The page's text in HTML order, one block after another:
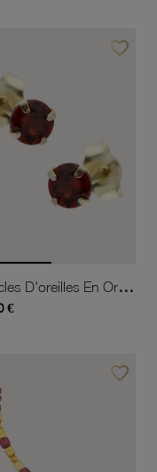
favorite_borderAjouter
Boucles D'oreilles En Or Jaune, Grenat
€
favorite_borderAjouter